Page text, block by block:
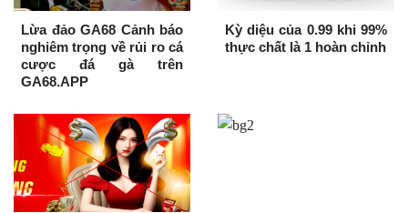
Lừa đảo GA68 Cảnh báo
nghiêm trọng về rủi ro cá
cược đá gà trên
GA68.APP
Kỳ diệu của 0.99 khi 99%
thực chất là 1 hoàn chỉnh